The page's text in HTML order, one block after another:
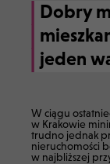
Dobry
jeden
W ciągu
w Krakowie
trudno jednak
nieruchomości
w najbliższej